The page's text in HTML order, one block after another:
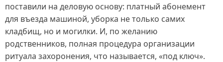
поставили на деловую основу: платный абонемент
для въезда машиной, уборка не только самих
кладбищ, но и могилки. И, по желанию
родственников, полная процедура организации
ритуала захоронения, что называется, «под ключ».